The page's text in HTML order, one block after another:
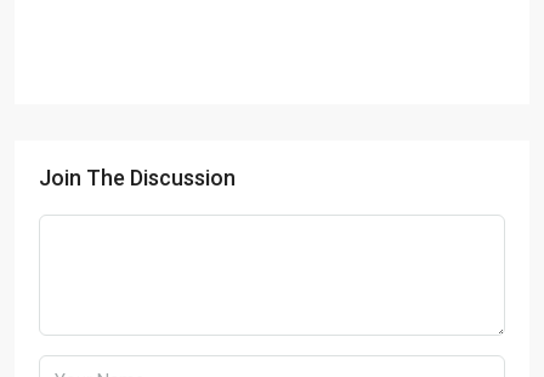
Join The Discussion